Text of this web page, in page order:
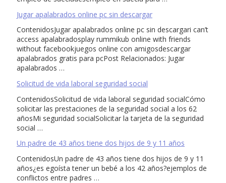
Jugar apalabrados online pc sin descargar
ContenidosJugar apalabrados online pc sin descargari can’t
access apalabradosplay rummikub online with friends
without facebookjuegos online con amigosdescargar
apalabrados gratis para pcPost Relacionados: Jugar
apalabrados …
Solicitud de vida laboral seguridad social
ContenidosSolicitud de vida laboral seguridad socialCómo
solicitar las prestaciones de la seguridad social a los 62
añosMi seguridad socialSolicitar la tarjeta de la seguridad
social …
Un padre de 43 años tiene dos hijos de 9 y 11 años
ContenidosUn padre de 43 años tiene dos hijos de 9 y 11
años¿es egoísta tener un bebé a los 42 años?ejemplos de
conflictos entre padres …